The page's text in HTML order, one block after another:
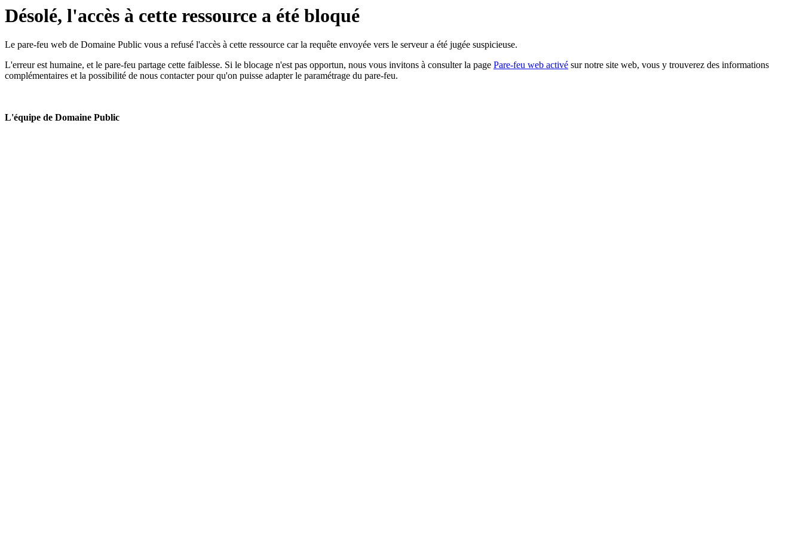
Désolé, l'accès à cette ressource a été bloqué
Le pare-feu web de Domaine Public vous a refusé l'accès à cette ressource car la requête envoyée vers le serveur a été jugée suspicieuse.
L'erreur est humaine, et le pare-feu partage cette faiblesse. Si le blocage n'est pas opportun, nous vous invitons à consulter la page Pare-feu web activé sur notre site web, vous y trouverez des informations
complémentaires et la possibilité de nous contacter pour qu'on puisse adapter le paramétrage du pare-feu.
L'équipe de Domaine Public